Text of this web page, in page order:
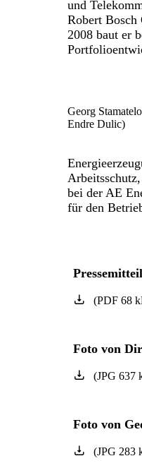
und
Robert
2008 baut er
Georg
Endre Dulic)
bei der AE
für den
(PDF68
Foto von
(JPG 637
Foto von
(JPG 283